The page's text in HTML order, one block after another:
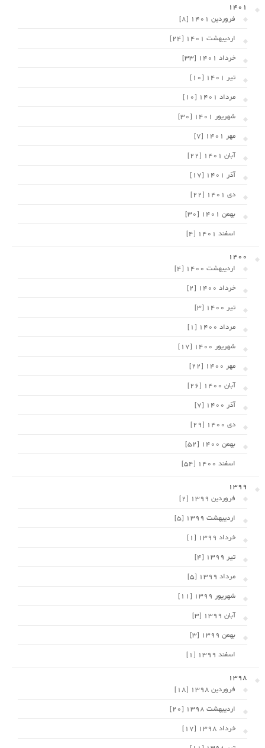
1401
فروردین 1401 [8]
اردیبهشت 1401 [24]
خرداد 1401 [33]
تیر 1401 [10]
مرداد 1401 [10]
شهریور 1401 [30]
مهر 1401 [7]
آبان 1401 [22]
آذر 1401 [17]
دی 1401 [22]
بهمن 1401 [30]
اسفند 1401 [4]
1400
اردیبهشت 1400 [4]
خرداد 1400 [2]
تیر 1400 [3]
مرداد 1400 [1]
شهریور 1400 [17]
مهر 1400 [22]
آبان 1400 [26]
آذر 1400 [7]
دی 1400 [29]
بهمن 1400 [52]
اسفند 1400 [54]
1399
فروردین 1399 [2]
اردیبهشت 1399 [5]
خرداد 1399 [1]
تیر 1399 [4]
مرداد 1399 [5]
شهریور 1399 [11]
آبان 1399 [3]
بهمن 1399 [3]
اسفند 1399 [1]
1398
فروردین 1398 [18]
اردیبهشت 1398 [20]
خرداد 1398 [17]